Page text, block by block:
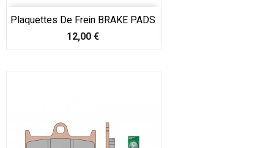
Plaquettes De Frein BRAKE PADS
Prix
12,00 €